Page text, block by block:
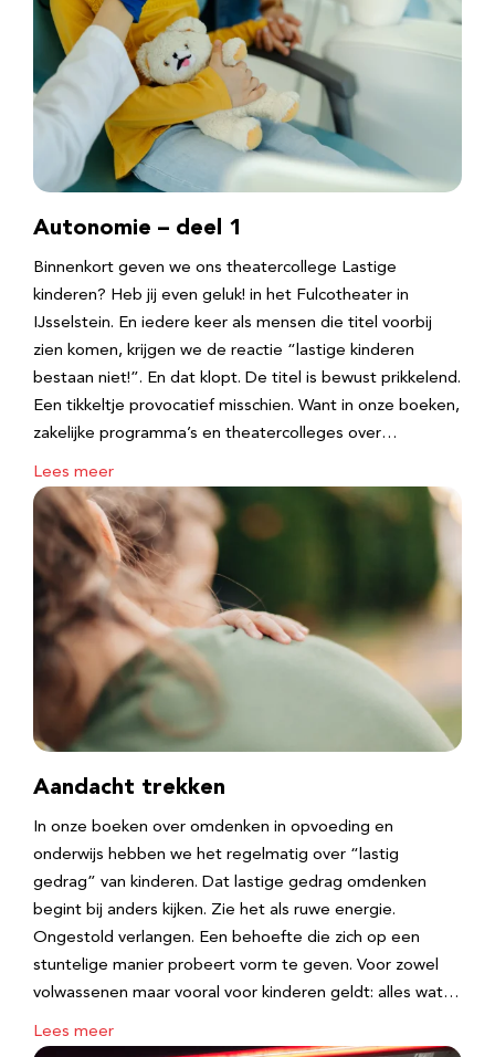
Autonomie – deel 1
Binnenkort geven we ons theatercollege Lastige
kinderen? Heb jij even geluk! in het Fulcotheater in
IJsselstein. En iedere keer als mensen die titel voorbij
zien komen, krijgen we de reactie “lastige kinderen
bestaan niet!”. En dat klopt. De titel is bewust prikkelend.
Een tikkeltje provocatief misschien. Want in onze boeken,
zakelijke programma’s en theatercolleges over…
Lees meer
Aandacht trekken
In onze boeken over omdenken in opvoeding en
onderwijs hebben we het regelmatig over “lastig
gedrag” van kinderen. Dat lastige gedrag omdenken
begint bij anders kijken. Zie het als ruwe energie.
Ongestold verlangen. Een behoefte die zich op een
stuntelige manier probeert vorm te geven. Voor zowel
volwassenen maar vooral voor kinderen geldt: alles wat…
Lees meer